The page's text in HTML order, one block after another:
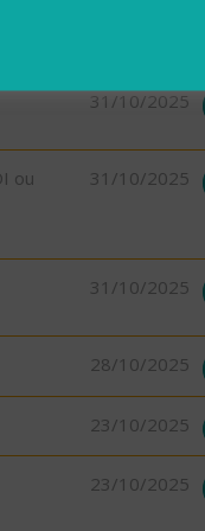
31/10/2025
ou
31/10/2025
31/10/2025
28/10/2025
23/10/2025
23/10/2025